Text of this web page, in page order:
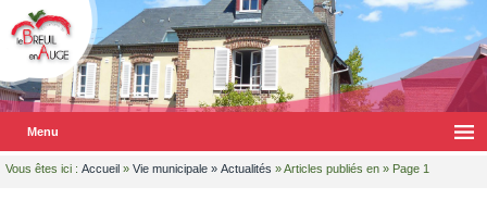
Menu
Vous êtes ici : Accueil » Vie municipale » Actualités » Articles publiés en » Page 1